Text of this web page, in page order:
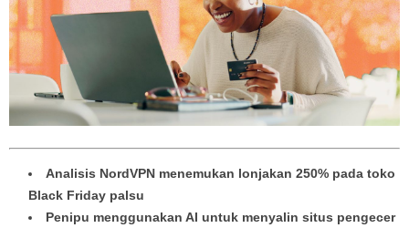
Analisis NordVPN menemukan lonjakan 250% pada toko
Black Friday palsu
Penipu menggunakan AI untuk menyalin situs pengecer